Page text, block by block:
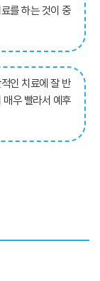
를 하는 것이 중
인 치료에 잘 반
매우 빨라서 예후